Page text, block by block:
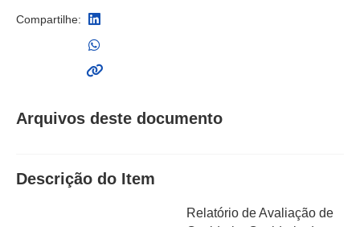
Compartilhe:
Arquivos deste documento
Descrição do Item
Relatório de Avaliação de